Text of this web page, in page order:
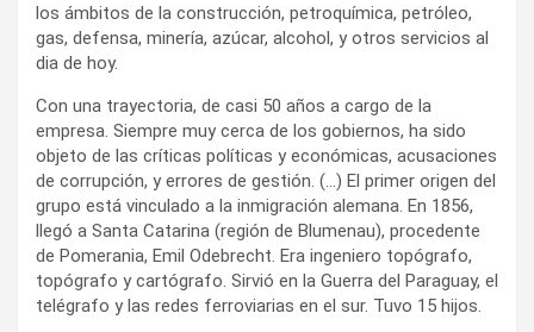
los ámbitos de la construcción, petroquímica, petróleo,
gas, defensa, minería, azúcar, alcohol, y otros servicios al
dia de hoy.
Con una trayectoria, de casi 50 años a cargo de la
empresa. Siempre muy cerca de los gobiernos, ha sido
objeto de las críticas políticas y económicas, acusaciones
de corrupción, y errores de gestión. (…) El primer origen del
grupo está vinculado a la inmigración alemana. En 1856,
llegó a Santa Catarina (región de Blumenau), procedente
de Pomerania, Emil Odebrecht. Era ingeniero topógrafo,
topógrafo y cartógrafo. Sirvió en la Guerra del Paraguay, el
telégrafo y las redes ferroviarias en el sur. Tuvo 15 hijos.